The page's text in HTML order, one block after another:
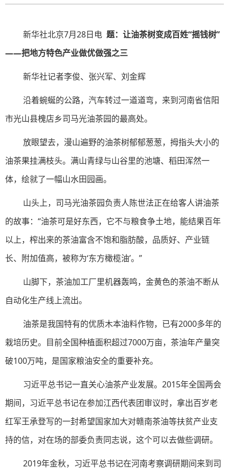
新华社北京7月28日电 题：让油茶树变成百姓“摇钱树”
——把地方特色产业做优做强之三
新华社记者李俊、张兴军、刘金辉
沿着蜿蜒的公路，汽车转过一道道弯，来到河南省信阳
市光山县槐店乡司马光油茶园的最高处。
放眼望去，漫山遍野的油茶树郁郁葱葱，拇指头大小的
油茶果挂满枝头。满山青绿与山谷里的池塘、稻田浑然一
体，绘就了一幅山水田园画。
山头上，司马光油茶园负责人陈世法正在给客人讲油茶
的故事：“油茶可是好东西，它不与粮食争土地，能结果百年
以上，榨出来的茶油富含不饱和脂肪酸，品质好、产业链
长、附加值高，被称为‘东方橄榄油’。”
山脚下，茶油加工厂里机器轰鸣，金黄色的茶油不断从
自动化生产线上流出。
油茶是我国特有的优质木本油料作物，已有2000多年的
栽培历史。目前全国种植面积超过7000万亩，茶油年产量突
破100万吨，是国家粮油安全的重要补充。
习近平总书记一直关心油茶产业发展。2015年全国两会
期间，习近平总书记在参加江西代表团审议时，拿出百岁老
红军王承登写的一封希望国家加大对赣南茶油等扶贫产业支
持的信，对在场的部委负责同志说，这个可以去做些调研。
2019年金秋，习近平总书记在河南考察调研期间来到司